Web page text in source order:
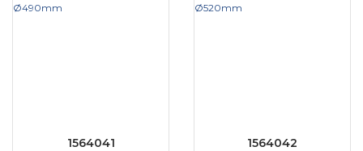
1564041 1564042